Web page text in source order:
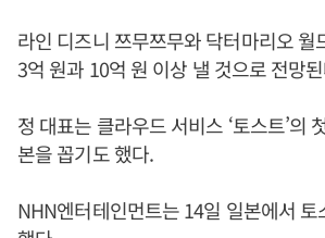
라인 디즈니 쯔무쯔무와 닥터마리오 월
3억 원과 10억 원 이상 낼 것으로 전망
정 대표는 클라우드 서비스 ‘토스트’의
본을 꼽기도 했다.
NHN엔터테인먼트는 14일 일본에서